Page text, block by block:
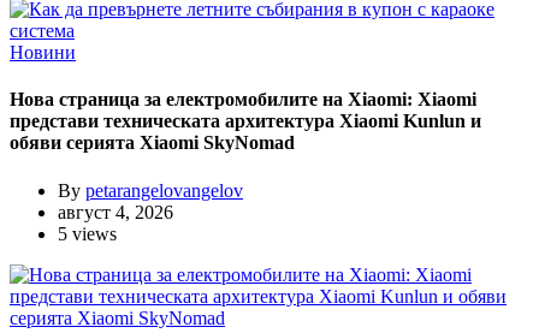
Новини
Нова страница за електромобилите на Xiaomi: Xiaomi
представи техническата архитектура Xiaomi Kunlun и
обяви серията Xiaomi SkyNomad
By petarangelovangelov
август 4, 2026
5 views